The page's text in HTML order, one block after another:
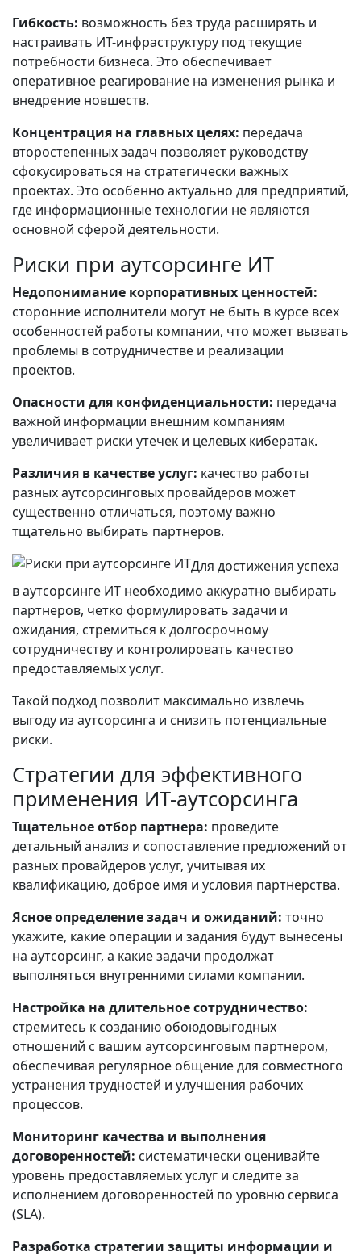
Гибкость: возможность без труда расширять и
настраивать ИТ-инфраструктуру под текущие
потребности бизнеса. Это обеспечивает
оперативное реагирование на изменения рынка и
внедрение новшеств.
Концентрация на главных целях: передача
второстепенных задач позволяет руководству
сфокусироваться на стратегически важных
проектах. Это особенно актуально для предприятий,
где информационные технологии не являются
основной сферой деятельности.
Риски при аутсорсинге ИТ
Недопонимание корпоративных ценностей:
сторонние исполнители могут не быть в курсе всех
особенностей работы компании, что может вызвать
проблемы в сотрудничестве и реализации
проектов.
Опасности для конфиденциальности: передача
важной информации внешним компаниям
увеличивает риски утечек и целевых кибератак.
Различия в качестве услуг: качество работы
разных аутсорсинговых провайдеров может
существенно отличаться, поэтому важно
тщательно выбирать партнеров.
Для достижения успеха
в аутсорсинге ИТ необходимо аккуратно выбирать
партнеров, четко формулировать задачи и
ожидания, стремиться к долгосрочному
сотрудничеству и контролировать качество
предоставляемых услуг.
Такой подход позволит максимально извлечь
выгоду из аутсорсинга и снизить потенциальные
риски.
Стратегии для эффективного
применения ИТ-аутсорсинга
Тщательное отбор партнера: проведите
детальный анализ и сопоставление предложений от
разных провайдеров услуг, учитывая их
квалификацию, доброе имя и условия партнерства.
Ясное определение задач и ожиданий: точно
укажите, какие операции и задания будут вынесены
на аутсорсинг, а какие задачи продолжат
выполняться внутренними силами компании.
Настройка на длительное сотрудничество:
стремитесь к созданию обоюдовыгодных
отношений с вашим аутсорсинговым партнером,
обеспечивая регулярное общение для совместного
устранения трудностей и улучшения рабочих
процессов.
Мониторинг качества и выполнения
договоренностей: систематически оценивайте
уровень предоставляемых услуг и следите за
исполнением договоренностей по уровню сервиса
(SLA).
Разработка стратегии защиты информации и